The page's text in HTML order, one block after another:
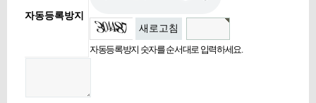
자동등록방지
새로고침
자동등록방지 숫자를 순서대로 입력하세요.